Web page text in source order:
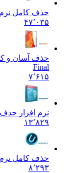
حذف کامل نرم
۴۷٬۰۳۵
حذف آسان و کامل
۷٬۶۱۵
نرم افزار حذف
۱۳٬۸۲۹
حذف کامل نرم
۸٬۲۹۳